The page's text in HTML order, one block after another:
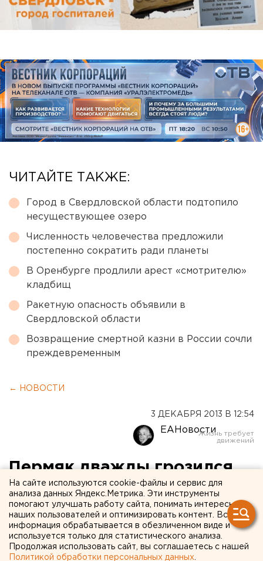
ЧИТАЙТЕ ТАКЖЕ:
Город в Свердловской области подтопило
несуществующее озеро
Численность человечества предложили
постепенно сократить ради планеты
В Оренбурге продлили арест «смотрителю»
кладбищ
Ракетную опасность объявили в
Свердловской области
Возвращение смертной казни в России сочли
преждевременным
← НОВОСТИ
3 ДЕКАБРЯ 2013 В 12:54
ЕАНовости
Пермяк дважды грозился
взорвать себя в
собственной квартире
Житель Прикамья пытался покончить с собой и
взорвать дом.
На сайте используются cookie-файлы и сервис для
анализа данных Яндекс.Метрика. Эти инструменты
помогают улучшать работу сайта, понимать интересы
наших пользователей и оптимизировать контент. Вся
информация обрабатывается в обезличенном виде и
используется только для статистического анализа.
Продолжая использовать сайт, вы соглашаетесь с нашей
Политикой обработки персональных данных